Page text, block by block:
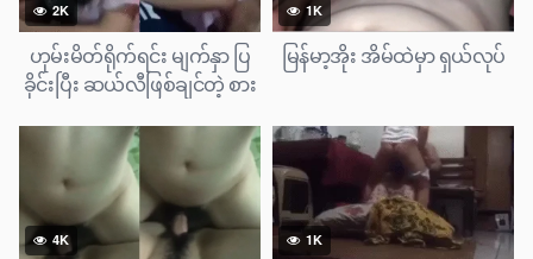
2K
ဟုမ်းမိတ်ရိုက်ရင်း မျက်နှာ ပြ
ခိုင်းပြီး ဆယ်လီဖြစ်ချင်တဲ့ စား
1K
မြန်မာ့အိုး အိမ်ထဲမှာ ရှယ်လုပ်
4K 1K